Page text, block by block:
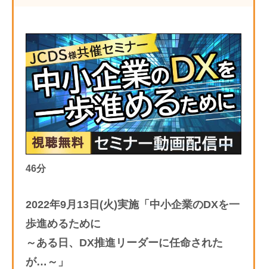
46分
2022年9月13日(火)実施「中小企業のDXを一
歩進めるために
～ある日、DX推進リーダーに任命された
が…～」